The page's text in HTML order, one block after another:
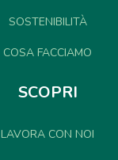
SOSTENIBILITÀ
COSA FACCIAMO
SCOPRI
LAVORA CON NOI